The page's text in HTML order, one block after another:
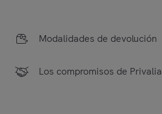
Modalidades de devolución
Los compromisos de Privalia